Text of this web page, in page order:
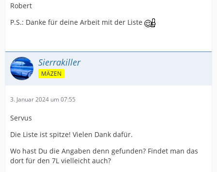
Robert
P.S.: Danke für deine Arbeit mit der Liste
Sierrakiller
MÄZEN
3. Januar 2024 um 07:55
Servus
Die Liste ist spitze! Vielen Dank dafür.
Wo hast Du die Angaben denn gefunden? Findet man das
dort für den 7L vielleicht auch?